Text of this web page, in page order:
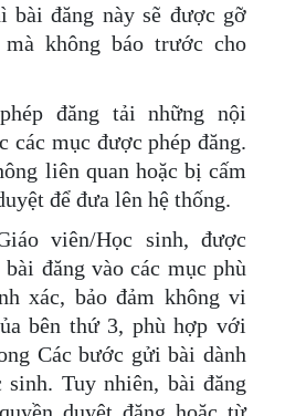
bài đăng này sẽ được gỡ
không báo trước cho
đăng tải những nội
các mục được phép đăng.
liên quan hoặc bị cấm
để đưa lên hệ thống.
viên/Học sinh, được
đăng vào các mục phù
xác, bảo đảm không vi
bên thứ 3, phù hợp với
Các bước gửi bài dành
Tuy nhiên, bài đăng